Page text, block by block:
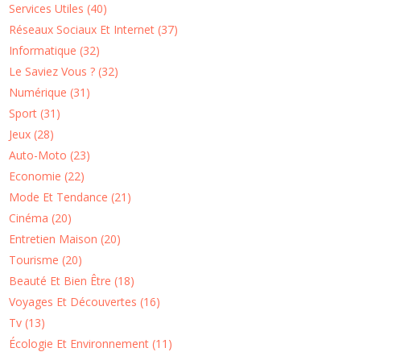
Services Utiles (40)
Réseaux Sociaux Et Internet (37)
Informatique (32)
Le Saviez Vous ? (32)
Numérique (31)
Sport (31)
Jeux (28)
Auto-Moto (23)
Economie (22)
Mode Et Tendance (21)
Cinéma (20)
Entretien Maison (20)
Tourisme (20)
Beauté Et Bien Être (18)
Voyages Et Découvertes (16)
Tv (13)
Écologie Et Environnement (11)